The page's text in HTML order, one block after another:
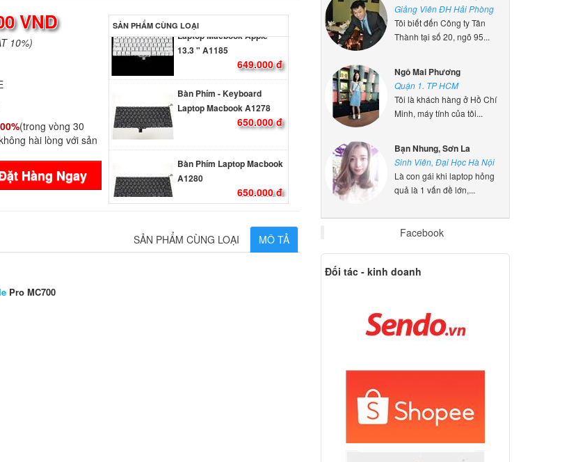
VND
10%)
(trong vòng 30
hài lòng với sản
Hàng Ngay
SẢN PHẨM CÙNG LOẠI
Laptop Macbook Apple
13.3 " A1185
Bàn Phím - Keyboard
Laptop Macbook A1278
650.000 đ
A1280
649.000 đ
MÔ TẢ
SẢN PHẨM CÙNG LOẠI
Pro MC700
Giảng Viên ĐH Hải Phòng
Tôi biết đến Công ty Tân
Thành tại số 20, ngõ 95...
Ngô Mai Phương
Quận 1. TP HCM
Tôi là khách hàng ở Hồ Chí
Minh, máy tính của tôi...
Bạn Nhung, Sơn La
Sinh Viên, Đại Học Hà Nội
Là con gái khi laptop hỏng
quả là 1 vấn đề lớn,...
Facebook
Đối tác - kinh doanh